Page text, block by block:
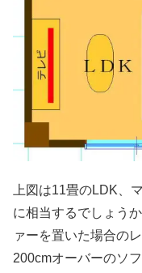
上図は11畳のLDK、
に相当するでしょう
ァーを置いた場合の
200cmオーバーのソ